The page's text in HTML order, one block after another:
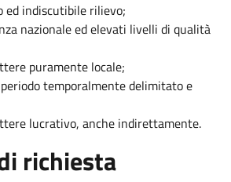
ed indiscutibile rilievo;
nazionale ed elevati livelli di qualità
puramente locale;
temporalmente delimitato e
lucrativo, anche indirettamente.
richiesta